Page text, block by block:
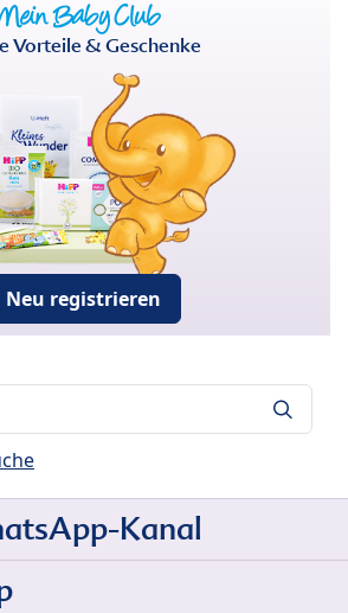
Vorteile & Geschenke
Neu registrieren
Kanal